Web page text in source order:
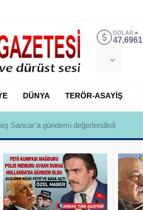
DOLAR
47,6961
DÜNYA TERÖR-ASAYİŞ
Sancar’a gündemi değerlendirdi